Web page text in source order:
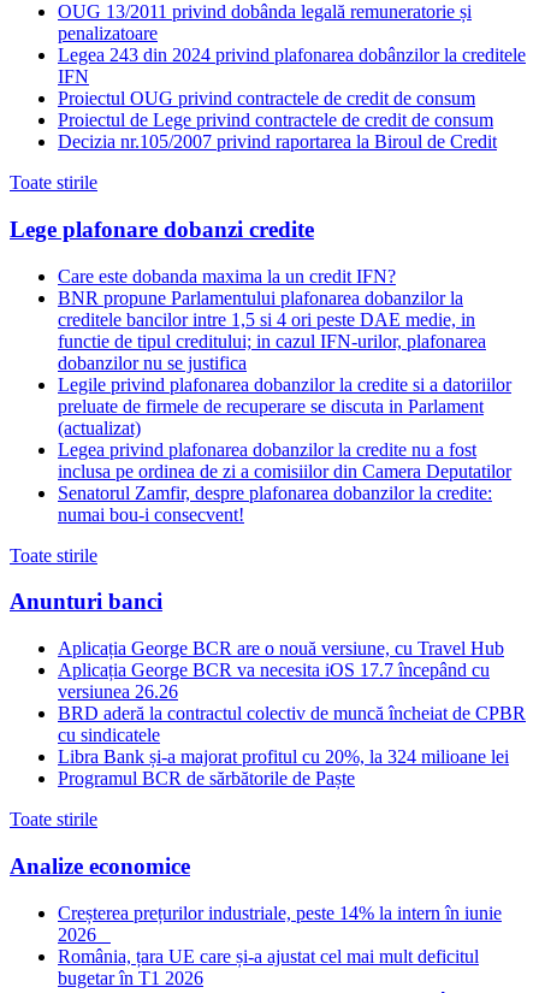
OUG 13/2011 privind dobânda legală remuneratorie și
penalizatoare
Legea 243 din 2024 privind plafonarea dobânzilor la creditele
IFN
Proiectul OUG privind contractele de credit de consum
Proiectul de Lege privind contractele de credit de consum
Decizia nr.105/2007 privind raportarea la Biroul de Credit
Toate stirile
Lege plafonare dobanzi credite
Care este dobanda maxima la un credit IFN?
BNR propune Parlamentului plafonarea dobanzilor la
creditele bancilor intre 1,5 si 4 ori peste DAE medie, in
functie de tipul creditului; in cazul IFN-urilor, plafonarea
dobanzilor nu se justifica
Legile privind plafonarea dobanzilor la credite si a datoriilor
preluate de firmele de recuperare se discuta in Parlament
(actualizat)
Legea privind plafonarea dobanzilor la credite nu a fost
inclusa pe ordinea de zi a comisiilor din Camera Deputatilor
Senatorul Zamfir, despre plafonarea dobanzilor la credite:
numai bou-i consecvent!
Toate stirile
Anunturi banci
Aplicația George BCR are o nouă versiune, cu Travel Hub
Aplicația George BCR va necesita iOS 17.7 începând cu
versiunea 26.26
BRD aderă la contractul colectiv de muncă încheiat de CPBR
cu sindicatele
Libra Bank și-a majorat profitul cu 20%, la 324 milioane lei
Programul BCR de sărbătorile de Paște
Toate stirile
Analize economice
Creșterea prețurilor industriale, peste 14% la intern în iunie
2026
România, țara UE care și-a ajustat cel mai mult deficitul
bugetar în T1 2026